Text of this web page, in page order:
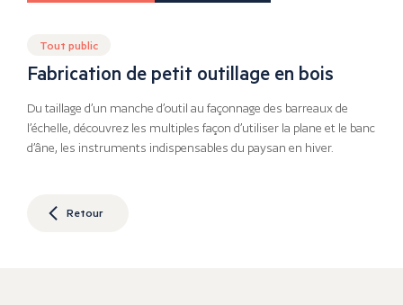
Tout public
Fabrication de petit outillage en bois
Du taillage d’un manche d’outil au façonnage des barreaux de
l’échelle, découvrez les multiples façon d’utiliser la plane et le banc
d’âne, les instruments indispensables du paysan en hiver.
Retour